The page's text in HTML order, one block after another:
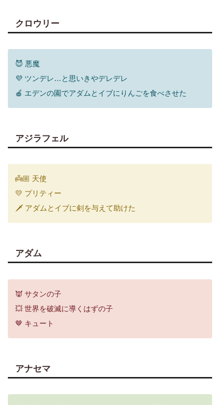
クロウリー
😈 悪魔
💜 ツンデレ…と思いきやデレデレ
🍎 エデンの園でアダムとイブにりんごを食べさせた
アジラフェル
👼🏼 天使
💛 プリティー
🗡 アダムとイブに剣を与えて助けた
アダム
👿 サタンの子
💥 世界を破滅に導くはずの子
🤎 キュート
アナセマ